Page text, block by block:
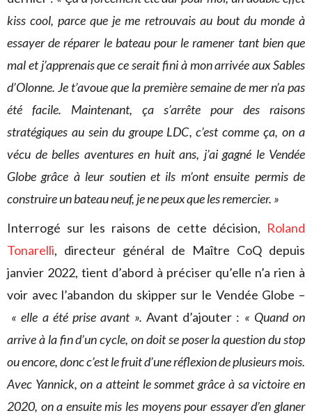
kiss cool, parce que je me retrouvais au bout du monde à
essayer de réparer le bateau pour le ramener tant bien que
mal et j’apprenais que ce serait fini à mon arrivée aux Sables
d’Olonne. Je t’avoue que la première semaine de mer n’a pas
été facile. Maintenant, ça s’arrête pour des raisons
stratégiques au sein du groupe LDC, c’est comme ça, on a
vécu de belles aventures en huit ans, j’ai gagné le Vendée
Globe grâce à leur soutien et ils m’ont ensuite permis de
construire un bateau neuf, je ne peux que les remercier. »
Interrogé sur les raisons de cette décision, Roland
Tonarelli, directeur général de Maître CoQ depuis
janvier 2022, tient d’abord à préciser qu’elle n’a rien à
voir avec l’abandon du skipper sur le Vendée Globe –
« elle a été prise avant ». Avant d’ajouter : « Quand on
arrive à la fin d’un cycle, on doit se poser la question du stop
ou encore, donc c’est le fruit d’une réflexion de plusieurs mois.
Avec Yannick, on a atteint le sommet grâce à sa victoire en
2020, on a ensuite mis les moyens pour essayer d’en glaner